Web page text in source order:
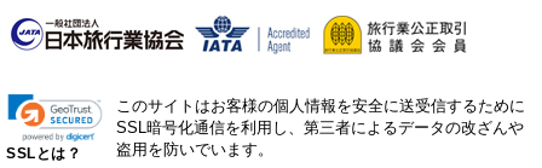
SSLとは？
このサイトはお客様の個人情報を安全に送受信するために
SSL暗号化通信を利用し、第三者によるデータの改ざんや
盗用を防いでいます。